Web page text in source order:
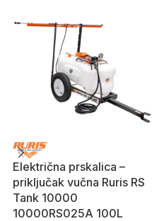
Električna prskalica –
priključak vučna Ruris RS
Tank 10000
10000RS025A 100L